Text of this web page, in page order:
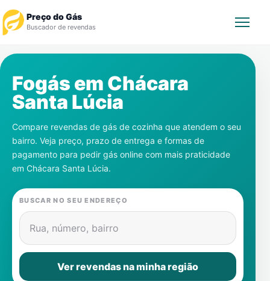
Preço do Gás
Buscador de revendas
Revendedor
Notícias
Cadastre-se
Gás
Contatos
Fogás em Chácara
Santa Lúcia
Compare revendas de gás de cozinha que atendem o seu
bairro. Veja preço, prazo de entrega e formas de
pagamento para pedir gás online com mais praticidade
em Chácara Santa Lúcia.
BUSCAR NO SEU ENDEREÇO
Rua, número, bairro
Ver revendas na minha região